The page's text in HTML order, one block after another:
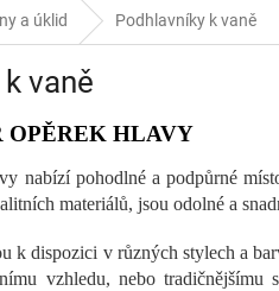
a úklid Podhlavníky k vaně
vaně
HLAVY
nabízí pohodlné a podpůrné
materiálů, jsou odolné a
k dispozici v různých stylech a
vzhledu, nebo